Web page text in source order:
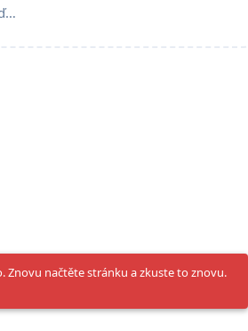
Znovu načtěte stránku a zkuste to znovu.